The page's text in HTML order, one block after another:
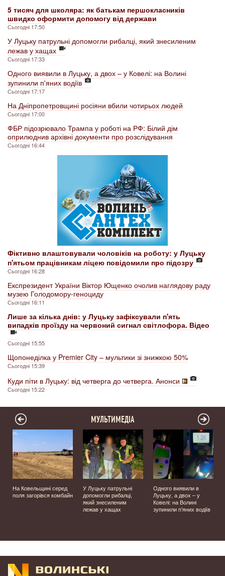
5 тисяч для школяра: як батькам першокласників
швидко оформити допомогу від держави
Сьогодні 17:50
У Луцьку патрульні допомогли рибалці, який знесиленим
лежав у хащах
Сьогодні 17:33
Одного виявили в Луцьку, а двох – у Ковелі: на Волині
зупинили п'яних водіїв
Сьогодні 17:17
На Дніпропетровщині росіяни вбили чотирьох людей
Сьогодні 17:00
ФБР підозрювало Трампа у роботі на РФ: Білий дім
оприлюднив архівні документи про розслідування
Сьогодні 16:44
Фіктивно влаштовували чоловіків на роботу: у Луцьку
п'ятьом працівникам ліцею повідомили про підозру
Сьогодні 16:28
Експрезидент України Віктор Ющенко очолив наглядову раду
музею Голодомору-геноциду
Сьогодні 16:11
Лише за кілька днів: у Луцьку зафіксували п'ять
випадків проїзду на червоний сигнал світлофора. Відео
Сьогодні 15:55
Щопонеділка у Premier City – мультики зі знижкою 50%
Сьогодні 15:39
Куди піти в Луцьку: від четверга до четверга. Анонси
Сьогодні 15:22
МУЛЬТИМЕДІА
На Ковельщині серед
поля загорівся комбайн
У Луцьку патрульні
допомогли рибалці,
який знесиленим
лежав у хащах
Одного виявили в
Луцьку, а двох – у
Ковелі: на Волині
зупинили п'яних водіїв